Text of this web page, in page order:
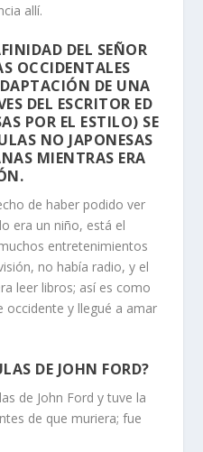
allí.
DEL SEÑOR
OCCIDENTALES
DE UNA
DEL ESCRITOR ED
POR EL ESTILO) SE
NO JAPONESAS
MIENTRAS ERA
de haber podido ver
era un niño, está el
entretenimientos
no había radio, y el
leer libros; así es como
occidente y llegué a amar
DE JOHN FORD?
de John Ford y tuve la
de que muriera; fue